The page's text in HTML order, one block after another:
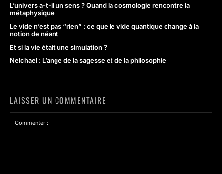
L’univers a-t-il un sens ? Quand la cosmologie rencontre la
métaphysique
Le vide n’est pas “rien” : ce que le vide quantique change à la
notion de néant
Et si la vie était une simulation ?
Nelchael : L’ange de la sagesse et de la philosophie
LAISSER UN COMMENTAIRE